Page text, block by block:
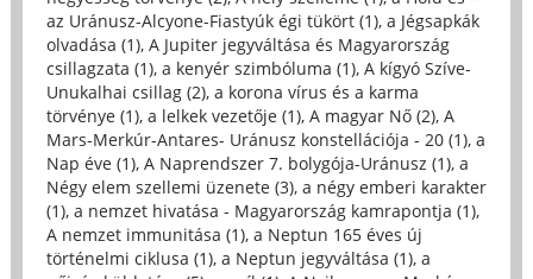
az Uránusz-Alcyone-Fiastyúk égi tükört (1), a Jégsapkák
olvadása (1), A Jupiter jegyváltása és Magyarország
csillagzata (1), a kenyér szimbóluma (1), A kígyó Szíve-
Unukalhai csillag (2), a korona vírus és a karma
törvénye (1), a lelkek vezetője (1), A magyar Nő (2), A
Mars-Merkúr-Antares- Uránusz konstellációja - 20 (1), a
Nap éve (1), A Naprendszer 7. bolygója-Uránusz (1), a
Négy elem szellemi üzenete (3), a négy emberi karakter
(1), a nemzet hivatása - Magyarország kamrapontja (1),
A nemzet immunitása (1), a Neptun 165 éves új
történelmi ciklusa (1), a Neptun jegyváltása (1), a